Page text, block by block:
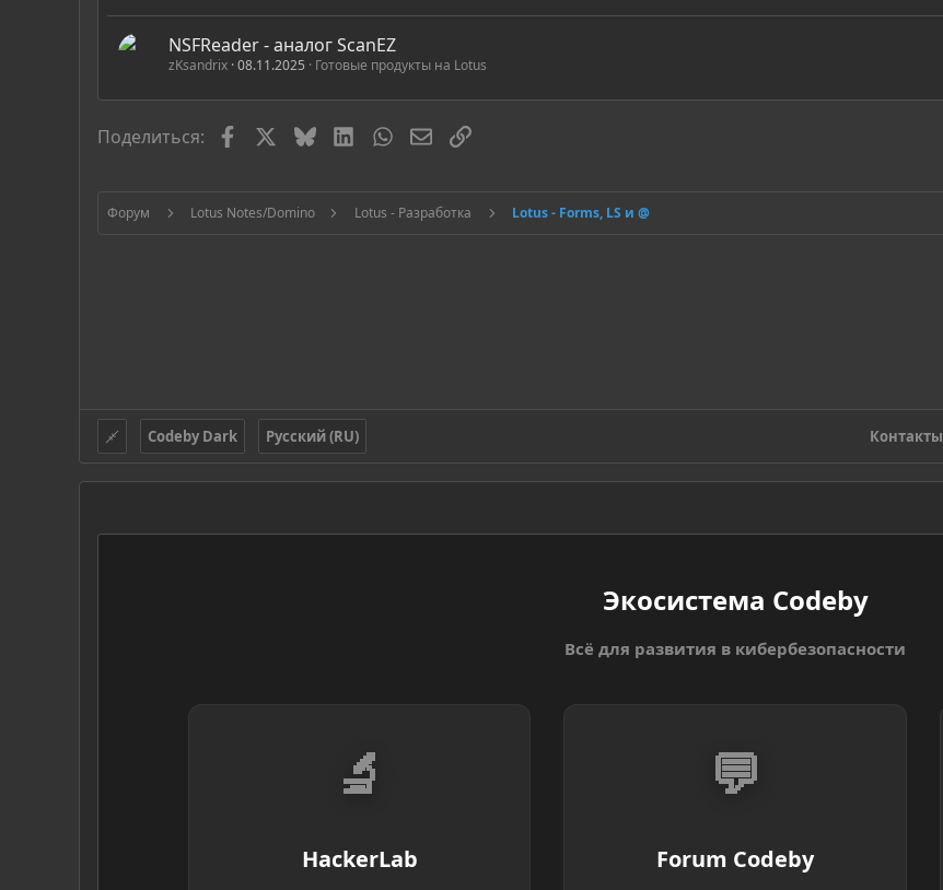
NSFReader - аналог ScanEZ
zKsandrix 08.11.2025 Готовые продукты на Lotus
Поделиться: FacebookBlueskyLinkedIn
WhatsAppЭлектронная почта
Ссылка
Форум Lotus Notes/Domino Lotus - Разработка Lotus - Forms, LS и @
Codeby Dark Русский (RU) Контакты
Экосистема Codeby
Всё для развития в кибербезопасности
🔬
HackerLab
💬
Forum Codeby